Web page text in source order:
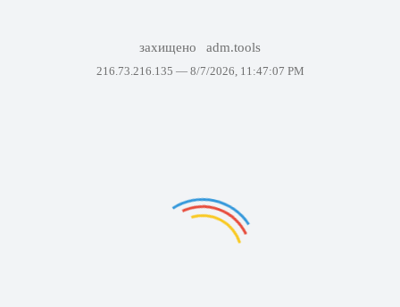
захищено adm.tools
216.73.216.135 — 8/7/2026, 11:47:07 PM